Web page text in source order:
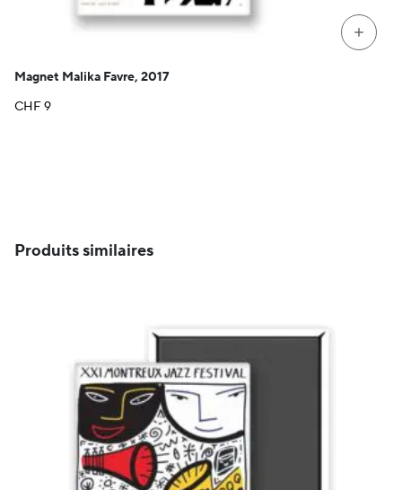
+
Magnet Malika Favre, 2017
CHF9
Produits similaires